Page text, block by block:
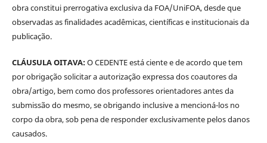
obra constitui prerrogativa exclusiva da FOA/UniFOA, desde que
observadas as finalidades acadêmicas, científicas e institucionais da
publicação.
CLÁUSULA OITAVA:O CEDENTE está ciente e de acordo que tem
por obrigação solicitar a autorização expressa dos coautores da
obra/artigo, bem como dos professores orientadores antes da
submissão do mesmo, se obrigando inclusive a mencioná-los no
corpo da obra, sob pena de responder exclusivamente pelos danos
causados.